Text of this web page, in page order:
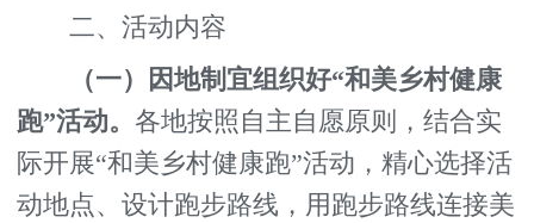
二、活动内容
（一）因地制宜组织好“和美乡村健康
跑”活动。 各地按照自主自愿原则，结合实
际开展“和美乡村健康跑”活动，精心选择活
动地点、设计跑步路线，用跑步路线连接美